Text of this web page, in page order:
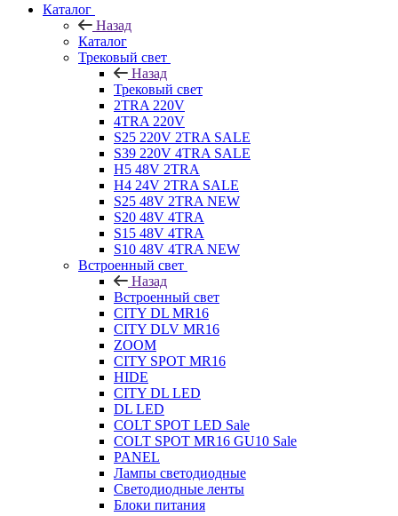
Каталог
Назад
Каталог
Трековый свет
Назад
Трековый свет
2TRA 220V
4TRA 220V
S25 220V 2TRA SALE
S39 220V 4TRA SALE
H5 48V 2TRA
H4 24V 2TRA SALE
S25 48V 2TRA NEW
S20 48V 4TRA
S15 48V 4TRA
S10 48V 4TRA NEW
Встроенный свет
Назад
Встроенный свет
CITY DL MR16
CITY DLV MR16
ZOOM
CITY SPOT MR16
HIDE
CITY DL LED
DL LED
COLT SPOT LED Sale
COLT SPOT MR16 GU10 Sale
PANEL
Лампы светодиодные
Светодиодные ленты
Блоки питания